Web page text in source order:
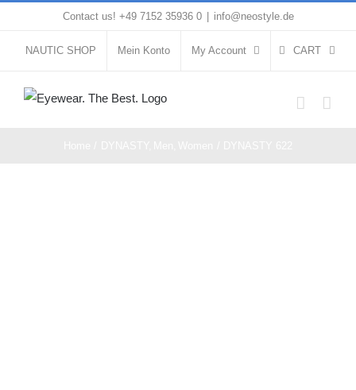
content
Contact us! +49 7152 35936 0 info@neostyle.de
NAUTIC SHOP Mein Konto My Account CART